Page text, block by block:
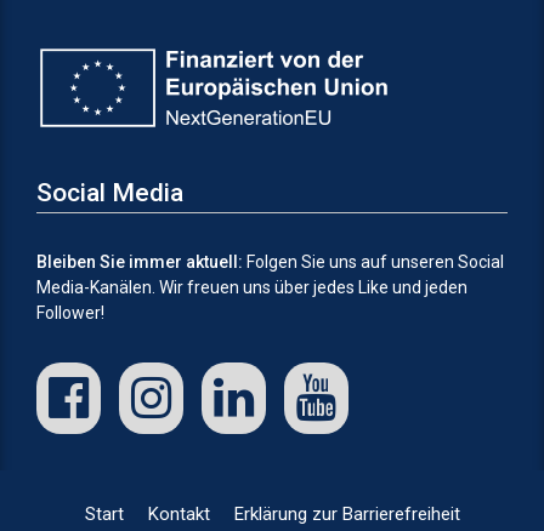
Social Media
Bleiben Sie immer aktuell: Folgen Sie uns auf unseren Social
Media-Kanälen. Wir freuen uns über jedes Like und jeden
Follower!
Start Kontakt Erklärung zur Barrierefreiheit